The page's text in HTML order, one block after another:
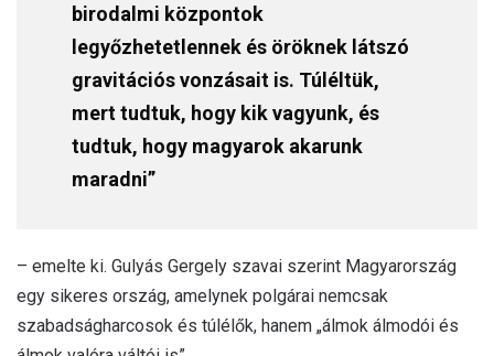
birodalmi központok
legyőzhetetlennek és öröknek látszó
gravitációs vonzásait is. Túléltük,
mert tudtuk, hogy kik vagyunk, és
tudtuk, hogy magyarok akarunk
maradni”
– emelte ki. Gulyás Gergely szavai szerint Magyarország
egy sikeres ország, amelynek polgárai nemcsak
szabadságharcosok és túlélők, hanem „álmok álmodói és